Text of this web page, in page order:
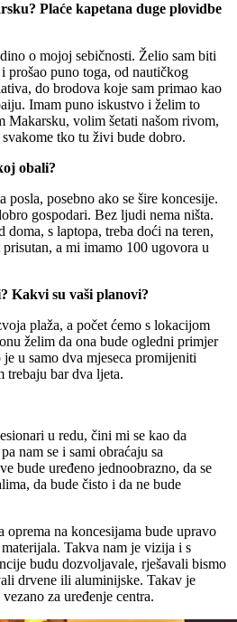
Plaće kapetana duge plovidbe
o mojoj sebičnosti. Želio sam biti
prošao puno toga, od nautičkog
do brodova koje sam primao kao
Imam puno iskustvo i želim to
Makarsku, volim šetati našom rivom,
tko tu živi bude dobro.
obali?
posla, posebno ako se šire koncesije.
gospodari. Bez ljudi nema ništa.
s laptopa, treba doći na teren,
a mi imamo 100 ugovora u
Kakvi su vaši planovi?
plaža, a počet ćemo s lokacijom
želim da ona bude ogledni primjer
u samo dva mjeseca promijeniti
trebaju bar dva ljeta.
u redu, čini mi se kao da
nam se i sami obraćaju sa
bude uređeno jednoobrazno, da se
da bude čisto i da ne bude
oprema na koncesijama bude upravo
Takva nam je vizija i s
budu dozvoljavale, rješavali bismo
drvene ili aluminijske. Takav je
za uređenje centra.